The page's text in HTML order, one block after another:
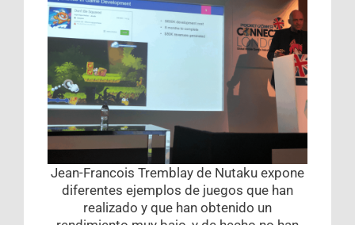
Jean-Francois Tremblay de Nutaku expone
diferentes ejemplos de juegos que han
realizado y que han obtenido un